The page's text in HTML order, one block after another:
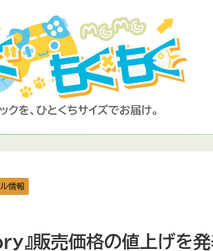
情報
』販売価格の値上げを発